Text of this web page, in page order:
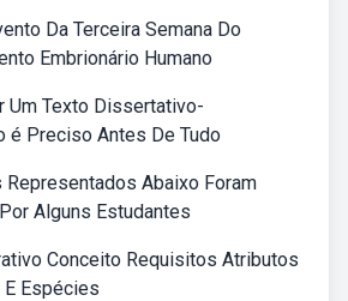
Da Terceira Semana Do
Embrionário Humano
Um Texto Dissertativo-
é Preciso Antes De Tudo
Representados Abaixo Foram
Alguns Estudantes
Conceito Requisitos Atributos
Espécies